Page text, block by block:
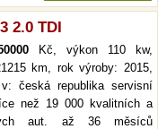
2.0 TDI
Kč, výkon 110 kw,
km, rok výroby: 2015,
v: česká republika servisní
než 19 000 kvalitních a
aut. až 36 měsíců